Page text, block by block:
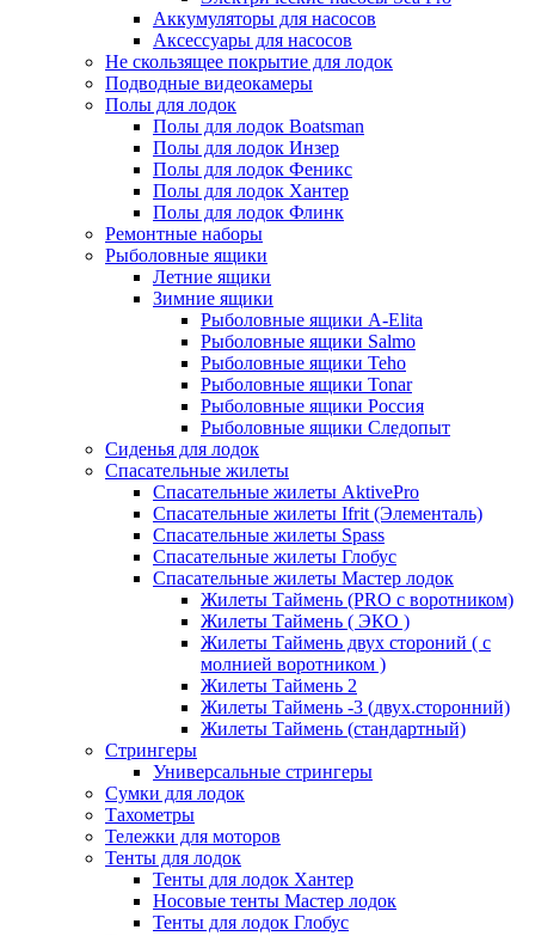
Аккумуляторы для насосов
Аксессуары для насосов
Не скользящее покрытие для лодок
Подводные видеокамеры
Полы для лодок
Полы для лодок Boatsman
Полы для лодок Инзер
Полы для лодок Феникс
Полы для лодок Хантер
Полы для лодок Флинк
Ремонтные наборы
Рыболовные ящики
Летние ящики
Зимние ящики
Рыболовные ящики A-Elita
Рыболовные ящики Salmo
Рыболовные ящики Teho
Рыболовные ящики Tonar
Рыболовные ящики Россия
Рыболовные ящики Следопыт
Сиденья для лодок
Спасательные жилеты
Спасательные жилеты AktivePro
Спасательные жилеты Ifrit (Элементаль)
Спасательные жилеты Spass
Спасательные жилеты Глобус
Спасательные жилеты Мастер лодок
Жилеты Таймень (PRO c воротником)
Жилеты Таймень ( ЭКО )
Жилеты Таймень двух стороний ( с
молнией воротником )
Жилеты Таймень 2
Жилеты Таймень -3 (двух.сторонний)
Жилеты Таймень (стандартный)
Стрингеры
Универсальные стрингеры
Сумки для лодок
Тахометры
Тележки для моторов
Тенты для лодок
Тенты для лодок Хантер
Носовые тенты Мастер лодок
Тенты для лодок Глобус